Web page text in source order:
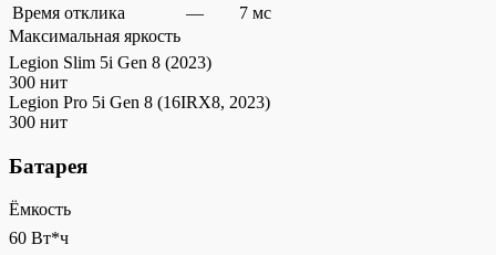
Время отклика
—
7 мс
Максимальная яркость
Legion Slim 5i Gen 8 (2023)
300 нит
Legion Pro 5i Gen 8 (16IRX8, 2023)
300 нит
Батарея
Ёмкость
60 Вт*ч